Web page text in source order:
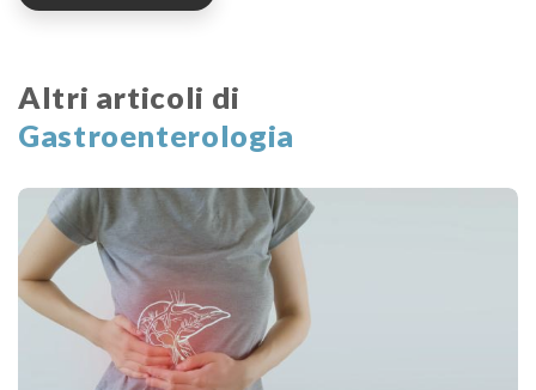
Altri articoli di
Gastroenterologia